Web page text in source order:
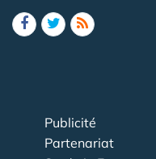
Publicité
Partenariat